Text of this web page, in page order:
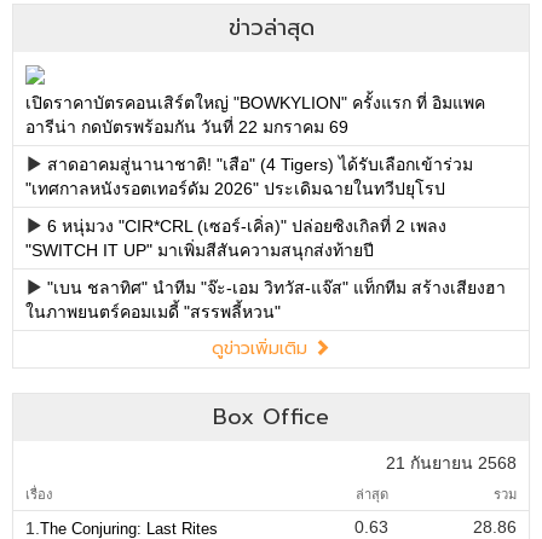
ข่าวล่าสุด
เปิดราคาบัตรคอนเสิร์ตใหญ่ "BOWKYLION" ครั้งแรก ที่ อิมแพค
อารีน่า กดบัตรพร้อมกัน วันที่ 22 มกราคม 69
สาดอาคมสู่นานาชาติ! "เสือ" (4 Tigers) ได้รับเลือกเข้าร่วม
"เทศกาลหนังรอตเทอร์ดัม 2026" ประเดิมฉายในทวีปยุโรป
6 หนุ่มวง "CIR*CRL (เซอร์-เคิ่ล)" ปล่อยซิงเกิลที่ 2 เพลง
"SWITCH IT UP" มาเพิ่มสีสันความสนุกส่งท้ายปี
"เบน ชลาทิศ" นำทีม "จ๊ะ-เอม วิทวัส-แจ๊ส" แท็กทีม สร้างเสียงฮา
ในภาพยนตร์คอมเมดี้ "สรรพลี้หวน"
ดูข่าวเพิ่มเติม
Box Office
21 กันยายน 2568
เรื่อง ล่าสุด รวม
1. The Conjuring: Last Rites 0.63
28.86